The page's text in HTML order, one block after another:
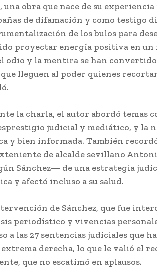
una obra que nace de su
de difamación y como testigo
de los bulos para
proyectar energía positiva en un
odio y la mentira se han
lleguen al poder quienes
la charla, el autor abordó temas
judicial y mediático, y la
y bien informada. También
de alcalde sevillano
Sánchez— de una estrategia
y afectó incluso a su salud.
de Sánchez, que fue
periodístico y vivencias
a las 27 sentencias judiciales que
extrema derecha, lo que le valió el
que no escatimó en aplausos.